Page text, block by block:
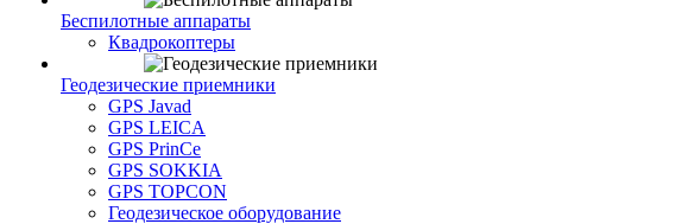
Беспилотные аппараты
Квадрокоптеры
Геодезические приемники
GPS Javad
GPS LEICA
GPS PrinCe
GPS SOKKIA
GPS TOPCON
Геодезическое оборудование